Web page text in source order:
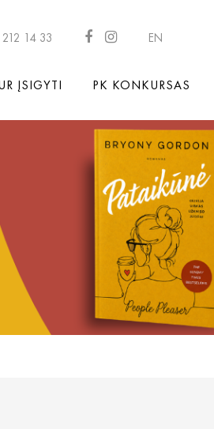
14 33 EN
ĮSIGYTI PK KONKURSAS